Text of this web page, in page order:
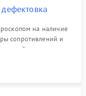
на наличие
сопротивлений и
цепей питания,
и видеочипа.